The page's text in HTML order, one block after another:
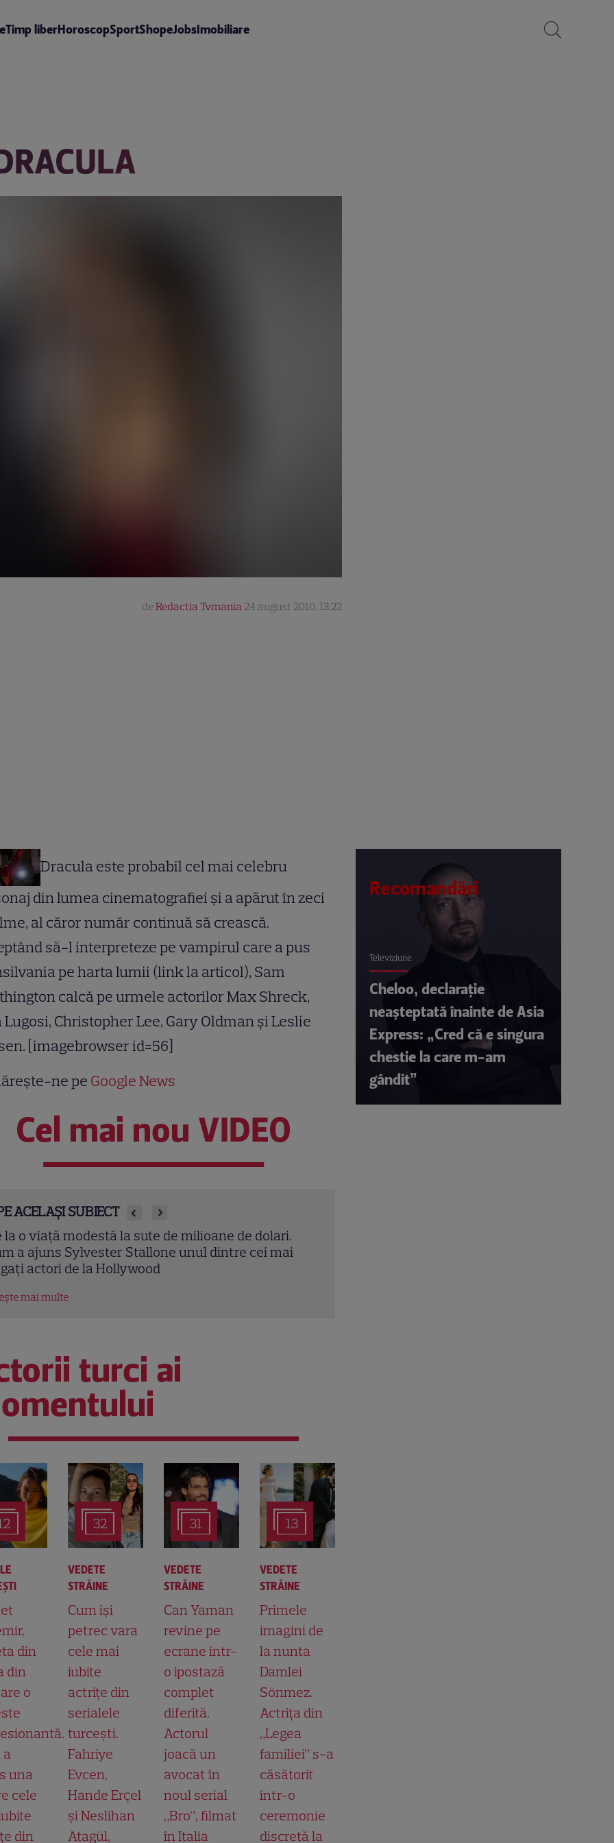
Timp liberHoroscopSportShopeJobsImobiliare
deRedactia Tvmania 24 august 2010, 13:22
Dracula este probabil cel mai celebru
din lumea cinematografiei şi a apărut în zeci
al căror număr continuă să crească.
să-l interpreteze pe vampirul care a pus
pe harta lumii (link la articol), Sam
calcă pe urmele actorilor Max Shreck,
Lugosi, Christopher Lee, Gary Oldman şi Leslie
[imagebrowser id=56]
ne pe Google News
Cel mai nou VIDEO
ACELAȘI SUBIECT
Vântur, aniversare cu peripeții la 46 de ani:
mea era plină de inimioare roșii și cioburi de
mai multe
turci ai
din
din
o
a
una
cele
din
32
VEDETE
STRĂINE
Cum își
petrec vara
cele mai
iubite
actrițe din
serialele
turcești.
Fahriye
Evcen,
Hande Erçel
și Neslihan
Atagül,
31
VEDETE
STRĂINE
Can Yaman
revine pe
ecrane într-
o ipostază
complet
diferită.
Actorul
joacă un
avocat în
noul serial
„Bro”, filmat
în Italia
13
VEDETE
STRĂINE
Primele
imagini de
la nunta
Damlei
Sönmez.
Actrița din
„Legea
familiei” s-a
căsătorit
într-o
ceremonie
discretă la
Recomandări
Televiziune
Cheloo, declarație
neașteptată înainte de Asia
Express: „Cred că e singura
chestie la care m-am
gândit”